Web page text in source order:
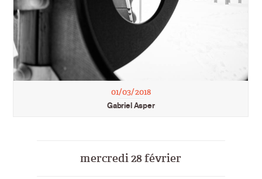
01/03/2018
Gabriel Asper
mercredi 28 février